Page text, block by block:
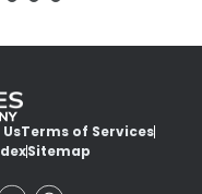
Terms of Services
Sitemap